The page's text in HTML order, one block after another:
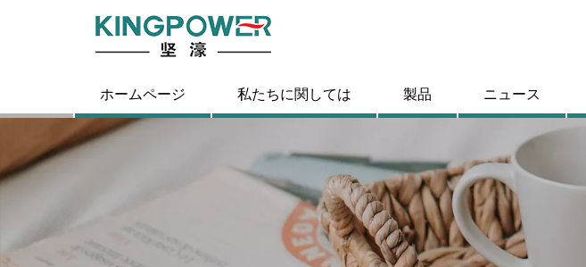
ホームページ 私たちに関しては 製品 ニュース